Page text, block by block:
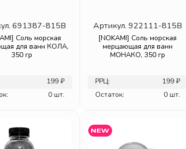
691387-815B
Соль морская
для ванн КОЛА,
350 гр
199 ₽
0 шт.
Артикул. 922111-815B
[NOKAMI] Соль морская
мерцающая для ванн
МОНАКО, 350 гр
РРЦ:
199 ₽
Остаток:
0 шт.